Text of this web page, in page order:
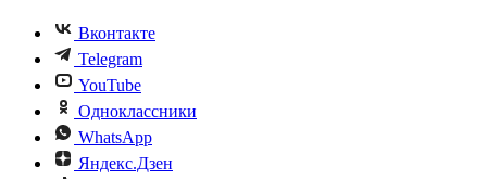
Вконтакте
Telegram
YouTube
Одноклассники
WhatsApp
Яндекс.Дзен